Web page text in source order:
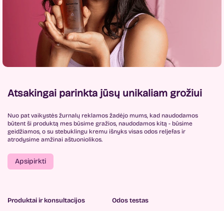
Atsakingai parinkta jūsų unikaliam grožiui
Nuo pat vaikystės žurnalų reklamos žadėjo mums, kad naudodamos
būtent ši produktą mes būsime gražios, naudodamos kitą - būsime
geidžiamos, o su stebuklingu kremu išnyks visas odos reljefas ir
atrodysime amžinai aštuoniolikos.
Apsipirkti
Produktai ir konsultacijos
Odos testas